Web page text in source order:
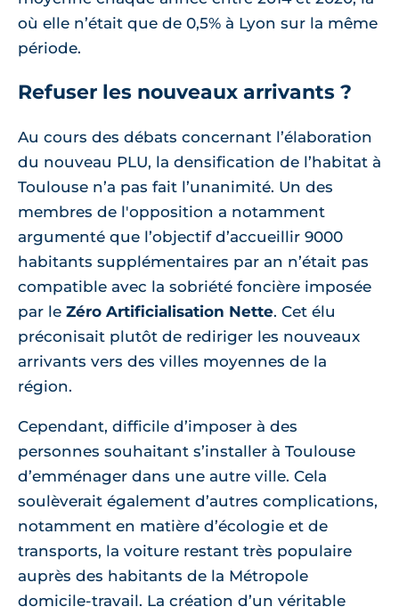
où elle n’était que de 0,5% à Lyon sur la même
période.
Refuser les nouveaux arrivants ?
Au cours des débats concernant l’élaboration
du nouveau PLU, la densification de l’habitat à
Toulouse n’a pas fait l’unanimité. Un des
membres de l'opposition a notamment
argumenté que l’objectif d’accueillir 9000
habitants supplémentaires par an n’était pas
compatible avec la sobriété foncière imposée
par le Zéro Artificialisation Nette. Cet élu
préconisait plutôt de rediriger les nouveaux
arrivants vers des villes moyennes de la
région.
Cependant, difficile d’imposer à des
personnes souhaitant s’installer à Toulouse
d’emménager dans une autre ville. Cela
soulèverait également d’autres complications,
notamment en matière d’écologie et de
transports, la voiture restant très populaire
auprès des habitants de la Métropole
domicile-travail. La création d’un véritable